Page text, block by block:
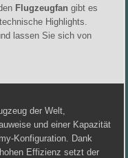
Flugzeugfan gibt es
Highlights.
lassen Sie sich von
der Welt,
und einer Kapazität
Konfiguration. Dank
Effizienz setzt der